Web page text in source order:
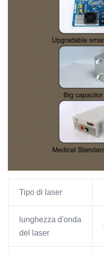
Tipo di laser
lunghezza d'onda
del laser